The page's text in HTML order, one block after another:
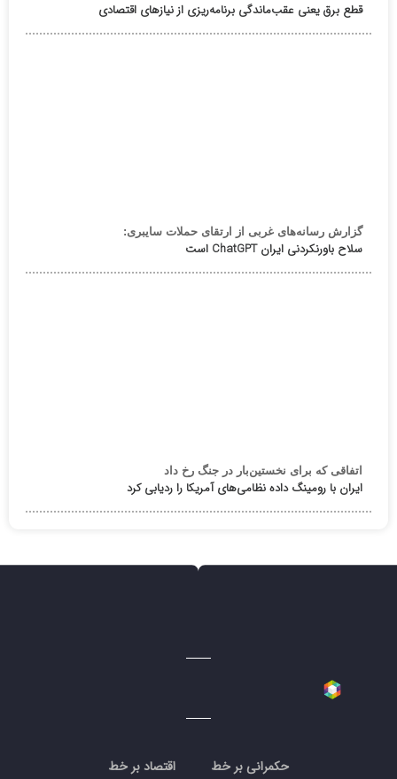
قطع برق یعنی عقب‌ماندگی برنامه‌ریزی از نیازهای اقتصادی
گزارش رسانه‌های غربی از ارتقای حملات سایبری:
سلاح باورنکردنی ایران ChatGPT است
اتفاقی که برای نخستین‌بار در جنگ رخ داد
ایران با رومینگ داده نظامی‌های آمریکا را ردیابی کرد
حکمرانی بر خط اقتصاد بر خط